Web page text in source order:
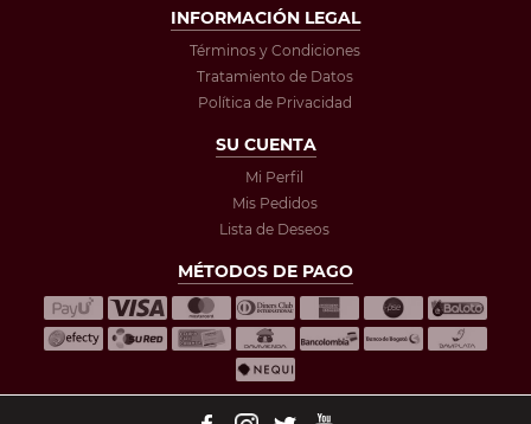
INFORMACIÓN LEGAL
Términos y Condiciones
Tratamiento de Datos
Política de Privacidad
SU CUENTA
Mi Perfil
Mis Pedidos
Lista de Deseos
MÉTODOS DE PAGO